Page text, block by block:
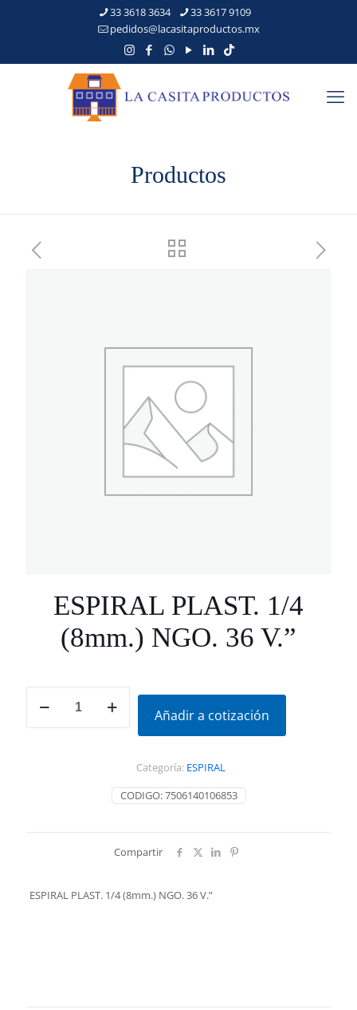
33 3618 3634
33 3617 9109
pedidos@lacasitaproductos.mx
Productos
ESPIRAL PLAST. 1/4
(8mm.) NGO. 36 V.”
PLAST.
Añadir a cotización
CODIGO:7506140106853
Categoría: ESPIRAL
Compartir
ESPIRAL PLAST. 1/4 (8mm.) NGO. 36 V.”